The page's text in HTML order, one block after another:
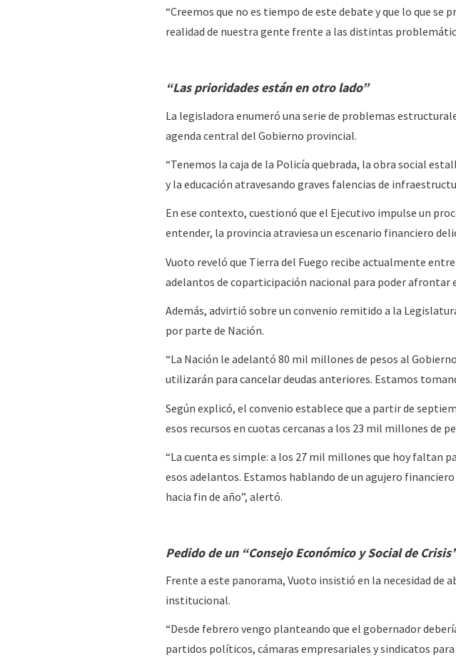
“Creemos que no es tiempo de este debate y que lo que se
realidad de nuestra gente frente a las distintas
“Las prioridades están en otro lado”
La legisladora enumeró una serie de problemas
agenda central del Gobierno provincial.
“Tenemos la caja de la Policía quebrada, la obra social
y la educación atravesando graves falencias de
En ese contexto, cuestionó que el Ejecutivo impulse un
entender, la provincia atraviesa un escenario financiero
Vuoto reveló que Tierra del Fuego recibe actualmente
adelantos de coparticipación nacional para poder afrontar
Además, advirtió sobre un convenio remitido a la
por parte de Nación.
“La Nación le adelantó 80 mil millones de pesos al
utilizarán para cancelar deudas anteriores. Estamos
Según explicó, el convenio establece que a partir de
esos recursos en cuotas cercanas a los 23 mil millones de
“La cuenta es simple: a los 27 mil millones que hoy faltan
esos adelantos. Estamos hablando de un agujero
hacia fin de año”, alertó.
Pedido de un “Consejo Económico y Social de
Frente a este panorama, Vuoto insistió en la necesidad de
institucional.
“Desde febrero vengo planteando que el gobernador
partidos políticos, cámaras empresariales y sindicatos